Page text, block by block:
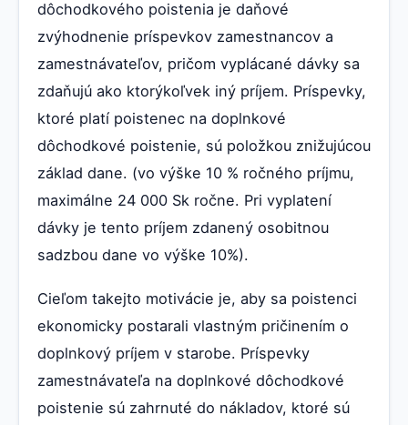
dôchodkového poistenia je daňové
zvýhodnenie príspevkov zamestnancov a
zamestnávateľov, pričom vyplácané dávky sa
zdaňujú ako ktorýkoľvek iný príjem. Príspevky,
ktoré platí poistenec na doplnkové
dôchodkové poistenie, sú položkou znižujúcou
základ dane. (vo výške 10 % ročného príjmu,
maximálne 24 000 Sk ročne. Pri vyplatení
dávky je tento príjem zdanený osobitnou
sadzbou dane vo výške 10%).
Cieľom takejto motivácie je, aby sa poistenci
ekonomicky postarali vlastným pričinením o
doplnkový príjem v starobe. Príspevky
zamestnávateľa na doplnkové dôchodkové
poistenie sú zahrnuté do nákladov, ktoré sú